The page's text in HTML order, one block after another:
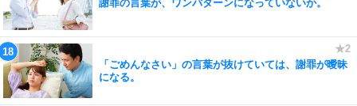
謝罪の言葉が、ワンパターンになっていないか。
「ごめんなさい」の言葉が抜けていては、謝罪が曖昧
になる。